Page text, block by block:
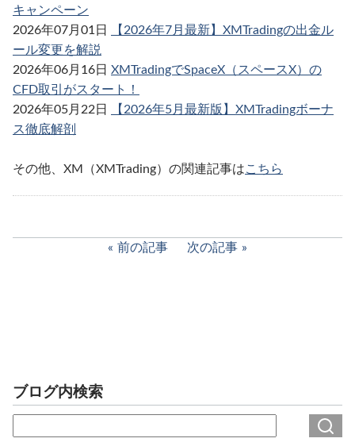
キャンペーン
2026年07月01日
【2026年7月最新】XMTradingの出金ル
ール変更を解説
2026年06月16日 XMTradingでSpaceX（スペースX）の
CFD取引がスタート！
2026年05月22日
【2026年5月最新版】XMTradingボーナ
ス徹底解剖
その他、XM（XMTrading）の関連記事はこちら
前の記事 次の記事
ブログ内検索